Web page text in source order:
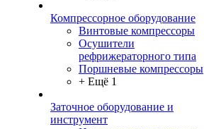
Компрессорное оборудование
Винтовые компрессоры
Осушители
рефрижераторного типа
Поршневые компрессоры
+ Ещё 1
Заточное оборудование и
инструмент